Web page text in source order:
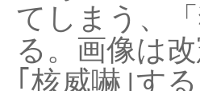
てしまう、
る。画像は
｢核威嚇｣す